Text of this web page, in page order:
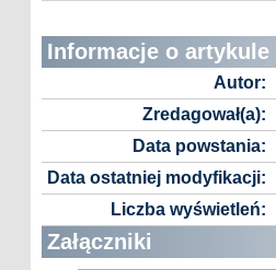
Informacje o artykule
Autor:
Zredagował(a):
Data powstania:
Data ostatniej modyfikacji:
Liczba wyświetleń:
Załączniki